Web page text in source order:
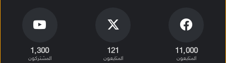
11٬000
المتابعون
121
المتابعون
1٬300
المشتركون